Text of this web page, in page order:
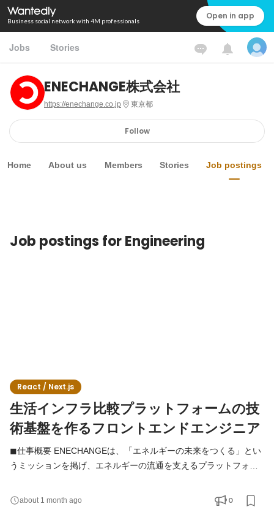
Business social network with 4M professionals Open in app
Jobs Stories
ENECHANGE株式会社
https://enechange.co.jp 東京都
Follow
Home About us Members Stories Job postings
Job postings for Engineering
React / Next.js
生活インフラ比較プラットフォームの技
術基盤を作るフロントエンドエンジニア
◼︎仕事概要 ENECHANGEは、「エネルギーの未来をつくる」とい
うミッションを掲げ、エネルギーの流通を支えるプラットフォー
いただくのは、国内最大級の電気・ガス比較サイト「エネチェン
ジ」を中心に、生活インフラ全般へと急速に拡大する比較プラッ
about 1 month ago 0